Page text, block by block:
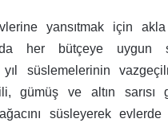
yansıtmak için
her bütçeye uygun
süslemelerinin
gümüş ve altın sarısı
süsleyerek